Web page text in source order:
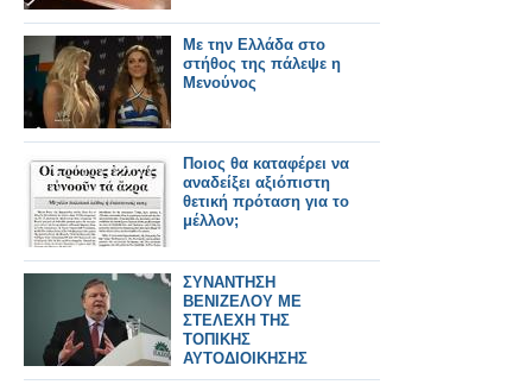
Με την Ελλάδα στο
στήθος της πάλεψε η
Μενούνος
Ποιος θα καταφέρει να
αναδείξει αξιόπιστη
θετική πρόταση για το
μέλλον;
ΣΥΝΑΝΤΗΣΗ
ΒΕΝΙΖΕΛΟΥ ΜΕ
ΣΤΕΛΕΧΗ ΤΗΣ
ΤΟΠΙΚΗΣ
ΑΥΤΟΔΙΟΙΚΗΣΗΣ